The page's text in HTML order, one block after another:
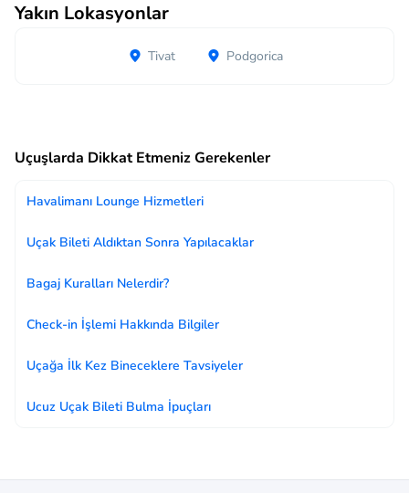
Yakın Lokasyonlar
Tivat Podgorica
Uçuşlarda Dikkat Etmeniz Gerekenler
Havalimanı Lounge Hizmetleri
Uçak Bileti Aldıktan Sonra Yapılacaklar
Bagaj Kuralları Nelerdir?
Check-in İşlemi Hakkında Bilgiler
Uçağa İlk Kez Bineceklere Tavsiyeler
Ucuz Uçak Bileti Bulma İpuçları